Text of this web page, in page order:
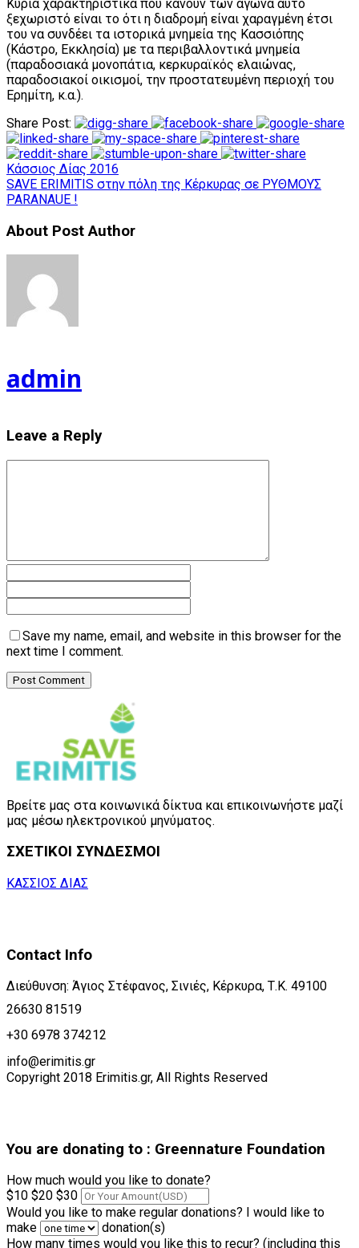
Κυρία χαρακτηριστικά που κάνουν των αγώνα αυτό
ξεχωριστό είναι το ότι η διαδρομή είναι χαραγμένη έτσι
του να συνδέει τα ιστορικά μνημεία της Κασσιόπης
(Κάστρο, Εκκλησία) με τα περιβαλλοντικά μνημεία
(παραδοσιακά μονοπάτια, κερκυραϊκός ελαιώνας,
παραδοσιακοί οικισμοί, την προστατευμένη περιοχή του
Ερημίτη, κ.α.).
Share Post:
Κάσσιος Δίας 2016
SAVE ERIMITIS στην πόλη της Κέρκυρας σε ΡΥΘΜΟΥΣ
PARANAUE !
About Post Author
admin
Leave a Reply
Save my name, email, and website in this browser for the
next time I comment.
Βρείτε μας στα κοινωνικά δίκτυα και επικοινωνήστε μαζί
μας μέσω ηλεκτρονικού μηνύματος.
ΣΧΕΤΙΚΟΙ ΣΥΝΔΕΣΜΟΙ
ΚΑΣΣΙΟΣ ΔΙΑΣ
Contact Info
Διεύθυνση: Άγιος Στέφανος, Σινιές, Κέρκυρα, Τ.Κ. 49100
26630 81519
+30 6978 374212
info@erimitis.gr
Copyright 2018 Erimitis.gr, All Rights Reserved
You are donating to : Greennature Foundation
How much would you like to donate?
$10 $20 $30
Would you like to make regular donations?
I would like to
make
donation(s)
How many times would you like this to recur? (including this